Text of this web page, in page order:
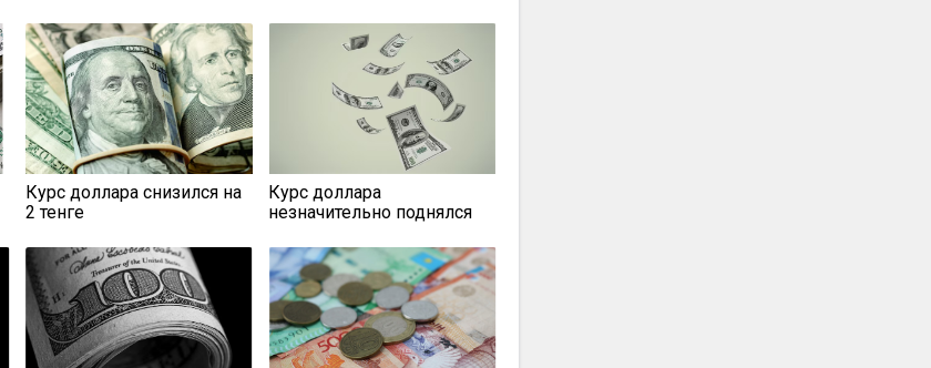
Курс доллара снизился на
2 тенге
Курс доллара
незначительно поднялся